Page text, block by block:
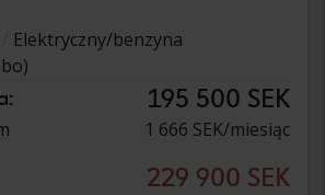
Elektryczny/benzyna
195 500 SEK
1 666 SEK/miesiąc
229 900 SEK